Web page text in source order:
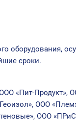
оборудования,
сроки.
«Пит-Продукт»,
ООО
ООО